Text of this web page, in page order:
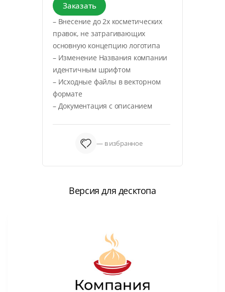
Заказать
– Внесение до 2х косметических
правок, не затрагивающих
основную концепцию логотипа
– Изменение Названия компании
идентичным шрифтом
– Исходные файлы в векторном
формате
– Документация с описанием
— в избранное
Версия для десктопа